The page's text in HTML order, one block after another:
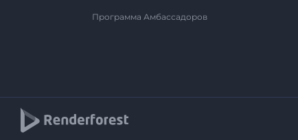
Программа Амбассадоров